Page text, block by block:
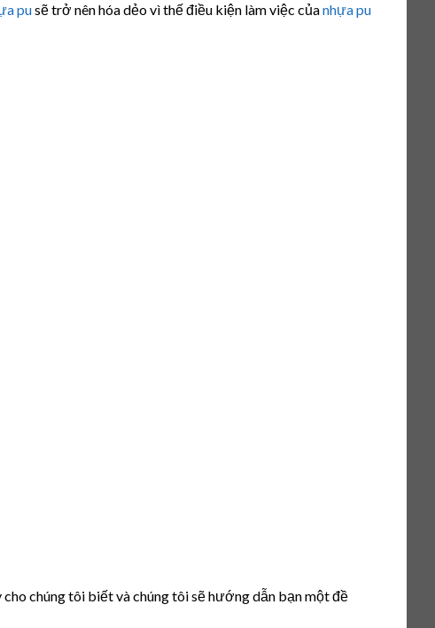
pusẽ trở nên hóa dẻo vì thế điều kiện làm việc củanhựa pu
chúng tôi biết và chúng tôi sẽ hướng dẫn bạn một đề